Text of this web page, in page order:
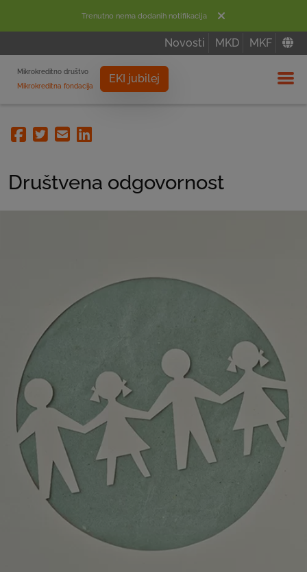
Trenutno nema dodanih notifikacija
Novosti MKD MKF
Mikrokreditno društvo
Mikrokreditna fondacija
EKI jubilej
Facebook
TwitterEmailLinkedin
Društvena odgovornost